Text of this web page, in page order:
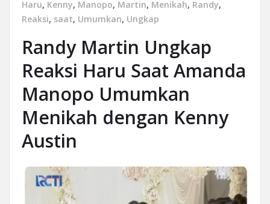
Haru, Kenny, Manopo, Martin, Menikah, Randy,
Reaksi, saat, Umumkan, Ungkap
Randy Martin Ungkap
Reaksi Haru Saat Amanda
Manopo Umumkan
Menikah dengan Kenny
Austin